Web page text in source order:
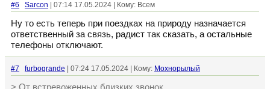
#6 Sarcon | 07:14 17.05.2024 | Кому: Всем
Ну то есть теперь при поездках на природу назначается
ответственный за связь, радист так сказать, а остальные
телефоны отключают.
#7 furbogrande | 07:24 17.05.2024 | Кому: Мохнорылый